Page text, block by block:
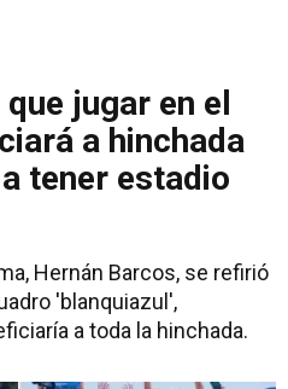
jugar en el
a hinchada
tener estadio
Hernán Barcos, se refirió
'blanquiazul',
a toda la hinchada.